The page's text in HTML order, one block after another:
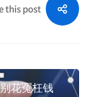
this post
花冤枉钱